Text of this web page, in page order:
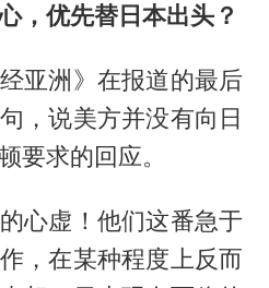
，优先替日本出头？
亚洲》在报道的最后
，说美方并没有向日
要求的回应。
心虚！他们这番急于
，在某种程度上反而